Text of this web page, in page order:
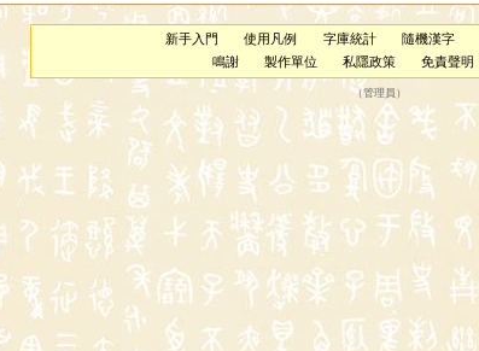
新手入門 使用凡例 字庫統計 隨機漢字
鳴謝
製作單位 私隱政策 免責聲明
（管理員 ）